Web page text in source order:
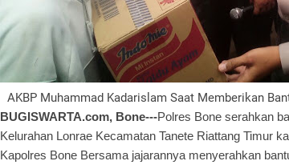
AKBP Muhammad Kadarislam Saat Memberikan
BUGISWARTA.com, Bone---Polres Bone serahkan
Kelurahan Lonrae Kecamatan Tanete Riattang Timur
Kapolres Bone Bersama jajarannya menyerahkan